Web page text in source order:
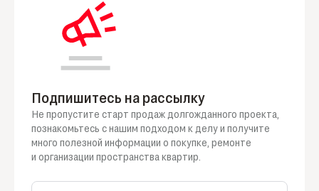
Подпишитесь на рассылку
Не пропустите старт продаж долгожданного проекта,
познакомьтесь с нашим подходом к делуи получите
много полезной информации о покупке , ремонте
и организации пространства квартир.